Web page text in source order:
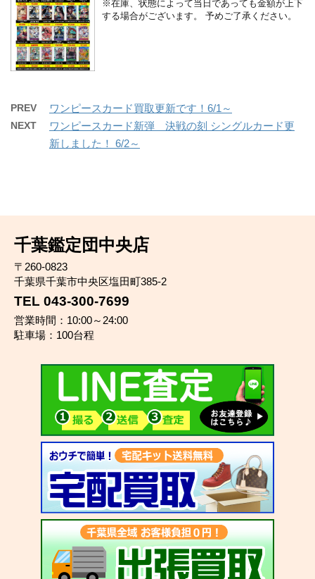
※在庫、状態によって当日であっても金額が上下
する場合がございます。 予めご了承ください。
PREV ワンピースカード買取更新です！6/1～
NEXT
ワンピースカード新弾 決戦の刻 シングルカード更
新しました！ 6/2～
千葉鑑定団中央店
〒260-0823
千葉県千葉市中央区塩田町385-2
TEL 043-300-7699
営業時間：10:00～24:00
駐車場：100台程